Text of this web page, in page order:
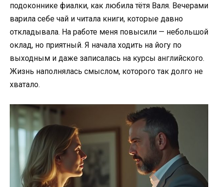
подоконнике фиалки, как любила тётя Валя. Вечерами
варила себе чай и читала книги, которые давно
откладывала. На работе меня повысили — небольшой
оклад, но приятный. Я начала ходить на йогу по
выходным и даже записалась на курсы английского.
Жизнь наполнялась смыслом, которого так долго не
хватало.